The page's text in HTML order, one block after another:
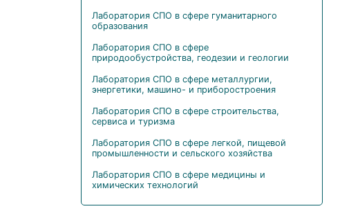
Лаборатория СПО в сфере гуманитарного
образования
Лаборатория СПО в сфере
природообустройства, геодезии и геологии
Лаборатория СПО в сфере металлургии,
энергетики, машино- и приборостроения
Лаборатория СПО в сфере строительства,
сервиса и туризма
Лаборатория СПО в сфере легкой, пищевой
промышленности и сельского хозяйства
Лаборатория СПО в сфере медицины и
химических технологий
Лаборатория СПО в сфере транспорта